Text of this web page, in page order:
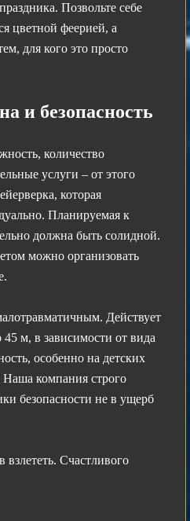
Позвольте себе
цветной феерией, а
для кого это просто
и безопасность
количество
услуги – от этого
которая
Планируемая к
должна быть солидной.
можно организовать
Действует
45 м, в зависимости от вида
особенно на детских
Наша компания строго
безопасности не в ущерб
взлететь. Счастливого